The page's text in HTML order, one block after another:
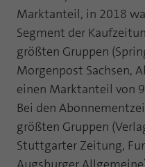
Marktanteil, in 2018
Segment der
größten Gruppen
Morgenpost Sachsen,
einen Marktanteil von
Bei den
größten Gruppen
Stuttgarter Zeitung,